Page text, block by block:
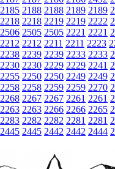
2185 2188 2188 2189 2189
2218 2218 2219 2219 2222
2506 2505 2505 2221 2221
2212 2212 2211 2211 2223
2238 2239 2239 2233 2233
2230 2230 2229 2229 2241
2255 2250 2250 2249 2249
2258 2258 2259 2259 2270
2268 2267 2267 2261 2261
2263 2263 2266 2266 2265
2283 2282 2282 2281 2281
2445 2445 2442 2442 2444